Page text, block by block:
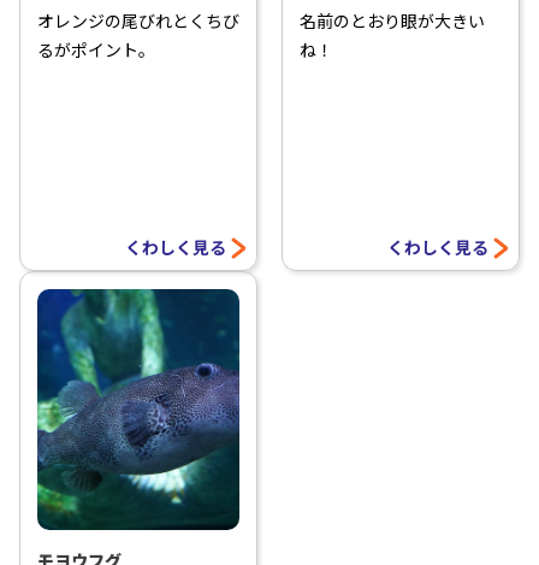
オレンジの尾びれとくちび
るがポイント。
くわしく見る
名前のとおり眼が大きい
ね！
くわしく見る